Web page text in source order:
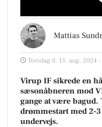
Mattias
Torsdag d. 15. aug. 2024
Virup IF sikrede en
sæsonåbneren mod
gange at være
drømmestart med 2-
undervejs.